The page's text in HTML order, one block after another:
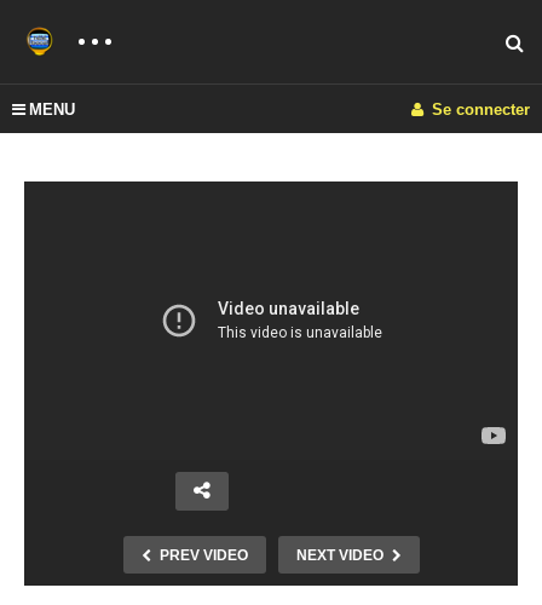
MENU Se connecter
PREV VIDEO NEXT VIDEO